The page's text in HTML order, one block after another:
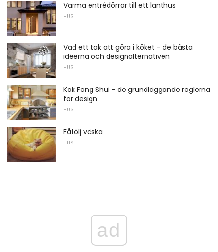
Varma entrédörrar till ett lanthus
HUS
Vad ett tak att göra i köket - de bästa
idéerna och designalternativen
HUS
Kök Feng Shui - de grundläggande reglerna
för design
HUS
Fåtölj väska
HUS
ad